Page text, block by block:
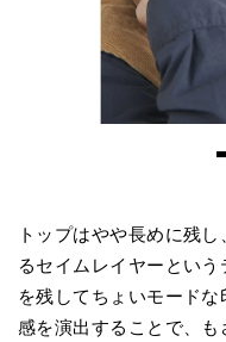
トップはやや長めに残
るセイムレイヤーとい
を残してちょいモード
感を演出することで、